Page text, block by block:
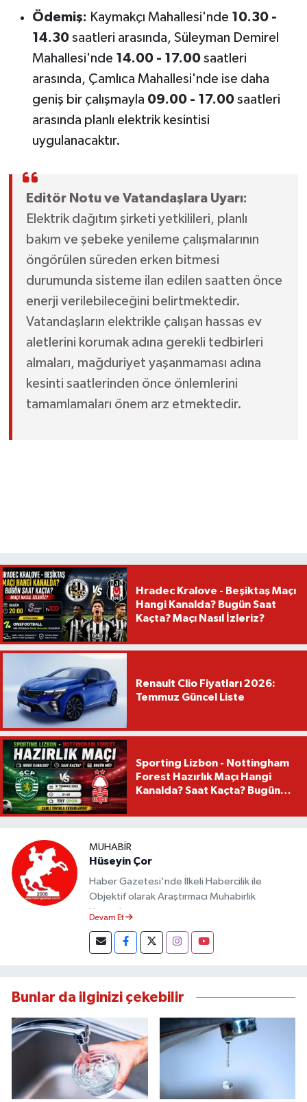
Ödemiş: Kaymakçı Mahallesi'nde 10.30 -
14.30saatleri arasında, Süleyman Demirel
Mahallesi'nde 14.00 - 17.00saatleri
arasında, Çamlıca Mahallesi'nde ise daha
geniş bir çalışmayla 09.00 - 17.00saatleri
arasında planlı elektrik kesintisi
uygulanacaktır.
Editör Notu ve Vatandaşlara Uyarı:
Elektrik dağıtım şirketi yetkilileri, planlı
bakım ve şebeke yenileme çalışmalarının
öngörülen süreden erken bitmesi
durumunda sisteme ilan edilen saatten önce
enerji verilebileceğini belirtmektedir.
Vatandaşların elektrikle çalışan hassas ev
aletlerini korumak adına gerekli tedbirleri
almaları, mağduriyet yaşanmaması adına
kesinti saatlerinden önce önlemlerini
tamamlamaları önem arz etmektedir.
Hradec Kralove - Beşiktaş Maçı
Hangi Kanalda? Bugün Saat
Kaçta? Maçı Nasıl İzleriz?
Renault Clio Fiyatları 2026:
Temmuz Güncel Liste
Sporting Lizbon - Nottingham
Forest Hazırlık Maçı Hangi
Kanalda? Saat Kaçta? Bugün
MUHABIR
Hüseyin Çor
Haber Gazetesi'nde İlkeli Habercilik ile
Objektif olarak Araştırmacı Muhabirlik
Yapmaktayım.
Devam Et
Bunlar da ilginizi çekebilir